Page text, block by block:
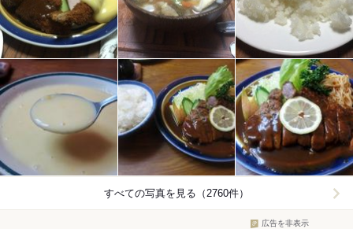
すべての写真を見る（2760件）
広告を非表示